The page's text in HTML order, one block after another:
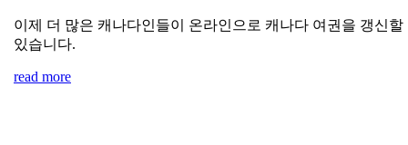
이제 더 많은 캐나다인들이 온라인으로 캐나다 여권을 갱신할
있습니다.
read more